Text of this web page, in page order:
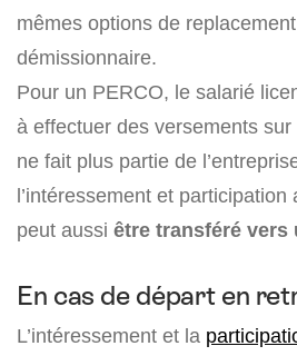
mêmes options de replacement
démissionnaire.
Pour un PERCO, le salarié
à effectuer des versements sur
ne fait plus partie de
l’intéressement et
peut aussi être transféré vers
En cas de départ en
L’intéressement et la